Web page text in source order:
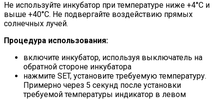
Не используйте инкубатор при температуре ниже +4°С и
выше +40°С. Не подвергайте воздействию прямых
солнечных лучей.
Процедура использования:
включите инкубатор, используя выключатель на
обратной стороне инкубатора
нажмите SET, установите требуемую температуру.
Примерно через 5 секунд после установки
требуемой температуры индикатор в левом